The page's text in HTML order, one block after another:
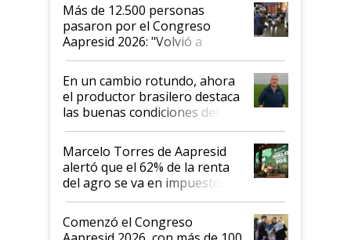
Más de 12.500 personas
pasaron por el Congreso
Aapresid 2026: "Volvió a
demostrar que hablar del
suelo es hablar de todo el
sistema productivo"
En un cambio rotundo, ahora
el productor brasilero destaca
las buenas condiciones del
agro argentino para invertir:
"Los veo más motivados"
Marcelo Torres de Aapresid
alertó que el 62% de la renta
del agro se va en impuestos:
"No es bueno que en
Argentina se sigan discutiendo
las mismas cosas de hace 50
Comenzó el Congreso